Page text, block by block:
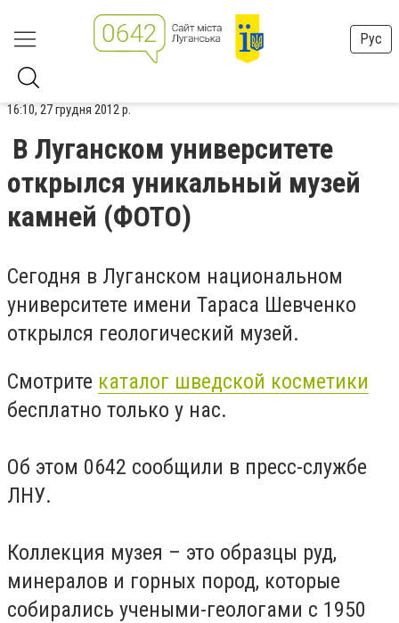
Рус
16:10, 27 грудня 2012 р.
В Луганском университете
открылся уникальный музей
камней (ФОТО)
Сегодня в Луганском национальном
университете имени Тараса Шевченко
открылся геологический музей.
Смотрите каталог шведской косметики
бесплатно только у нас.
Об этом 0642 сообщили в пресс-службе
ЛНУ.
Коллекция музея – это образцы руд,
минералов и горных пород, которые
собирались учеными-геологами с 1950